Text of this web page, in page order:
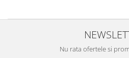
Nu rata ofertele si